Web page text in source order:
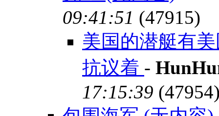
09:41:51 (47915)
美国的潜艇有
抗议着 -
17:15:39